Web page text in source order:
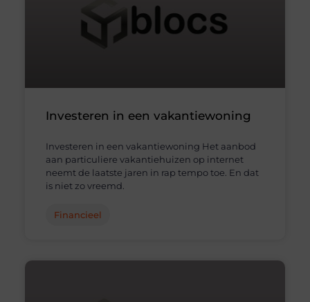
Investeren in een vakantiewoning
Investeren in een vakantiewoning Het aanbod
aan particuliere vakantiehuizen op internet
neemt de laatste jaren in rap tempo toe. En dat
is niet zo vreemd.
Financieel